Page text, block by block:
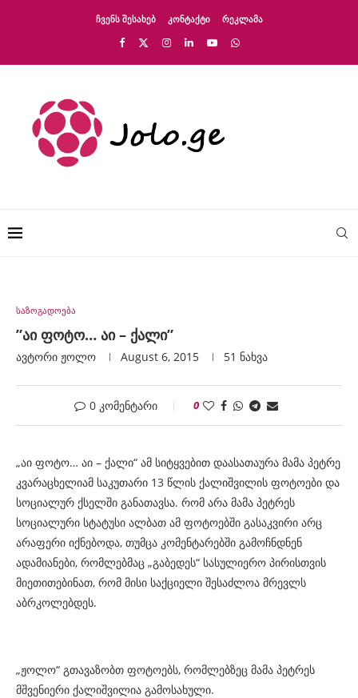
ᲩᲕᲔᲜᲡ ᲨᲔᲡᲐᲮᲔᲑ ᲙᲝᲜᲢᲐᲥᲢᲘ ᲠᲔᲙᲚᲐᲛᲐ
საზოგადოება
”აი ფოტო… აი – ქალი”
ავტორი Ჟოლო August 6, 2015 51 ნახვა
0 კომენტარი 0
„აი ფოტო… აი – ქალი“ ამ სიტყვებით დაასათაურა მამა პეტრე
კვარაცხელიამ საკუთარი 13 წლის ქალიშვილის ფოტოები და
სოციალურ ქსელში განათავსა. რომ არა მამა პეტრეს
სოციალური სტატუსი ალბათ ამ ფოტოებში გასაკვირი არც
არაფერი იქნებოდა, თუმცა კომენტარებში გამოჩნდნენ
ადამიანები, რომლებმაც „გაბედეს“ სასულიერო პირისთვის
მიეთითებინათ, რომ მისი საქციელი შესაძლოა მრევლს
აბრკოლებდეს.
„ჟოლო“ გთავაზობთ ფოტოებს, რომლებზეც მამა პეტრეს
მშვენიერი ქალიშვილია გამოსახული.